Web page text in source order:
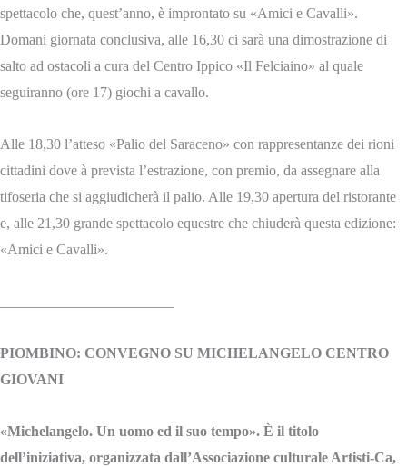
spettacolo che, quest’anno, è improntato su «Amici e Cavalli».
Domani giornata conclusiva, alle 16,30 ci sarà una dimostrazione di
salto ad ostacoli a cura del Centro Ippico «Il Felciaino» al quale
seguiranno (ore 17) giochi a cavallo.
Alle 18,30 l’atteso «Palio del Saraceno» con rappresentanze dei rioni
cittadini dove à prevista l’estrazione, con premio, da assegnare alla
tifoseria che si aggiudicherà il palio. Alle 19,30 apertura del ristorante
e, alle 21,30 grande spettacolo equestre che chiuderà questa edizione:
«Amici e Cavalli».
PIOMBINO: CONVEGNO SU MICHELANGELO CENTRO
GIOVANI
«Michelangelo. Un uomo ed il suo tempo». È il titolo
dell’iniziativa, organizzata dall’Associazione culturale Artisti-Ca,